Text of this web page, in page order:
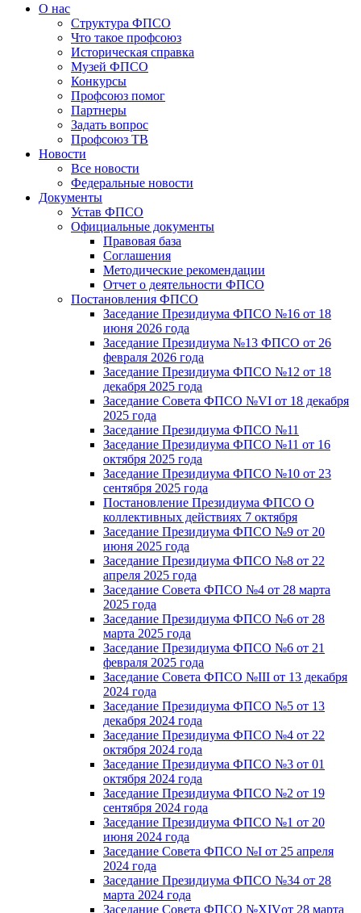
О нас
Структура ФПСО
Что такое профсоюз
Историческая справка
Музей ФПСО
Конкурсы
Профсоюз помог
Партнеры
Задать вопрос
Профсоюз ТВ
Новости
Все новости
Федеральные новости
Документы
Устав ФПСО
Официальные документы
Правовая база
Соглашения
Методические рекомендации
Отчет о деятельности ФПСО
Постановления ФПСО
Заседание Президиума ФПСО №16 от 18
июня 2026 года
Заседание Президиума №13 ФПСО от 26
февраля 2026 года
Заседание Президиума ФПСО №12 от 18
декабря 2025 года
Заседание Совета ФПСО №VI от 18 декабря
2025 года
Заседание Президиума ФПСО №11
Заседание Президиума ФПСО №11 от 16
октября 2025 года
Заседание Президиума ФПСО №10 от 23
сентября 2025 года
Постановление Президиума ФПСО О
коллективных действиях 7 октября
Заседание Президиума ФПСО №9 от 20
июня 2025 года
Заседание Президиума ФПСО №8 от 22
апреля 2025 года
Заседание Совета ФПСО №4 от 28 марта
2025 года
Заседание Президиума ФПСО №6 от 28
марта 2025 года
Заседание Президиума ФПСО №6 от 21
февраля 2025 года
Заседание Совета ФПСО №III от 13 декабря
2024 года
Заседание Президиума ФПСО №5 от 13
декабря 2024 года
Заседание Президиума ФПСО №4 от 22
октября 2024 года
Заседание Президиума ФПСО №3 от 01
октября 2024 года
Заседание Президиума ФПСО №2 от 19
сентября 2024 года
Заседание Президиума ФПСО №1 от 20
июня 2024 года
Заседание Совета ФПСО №I от 25 апреля
2024 года
Заседание Президиума ФПСО №34 от 28
марта 2024 года
Заседание Совета ФПСО №XIVот 28 марта